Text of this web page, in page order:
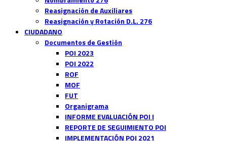
Reasignación de Auxiliares
Reasignación y Rotación D.L. 276
CIUDADANO
Documentos de Gestión
POI 2023
POI 2022
ROF
MOF
FUT
Organigrama
INFORME EVALUACIÓN POI I
REPORTE DE SEGUIMIENTO POI
IMPLEMENTACIÓN POI 2021